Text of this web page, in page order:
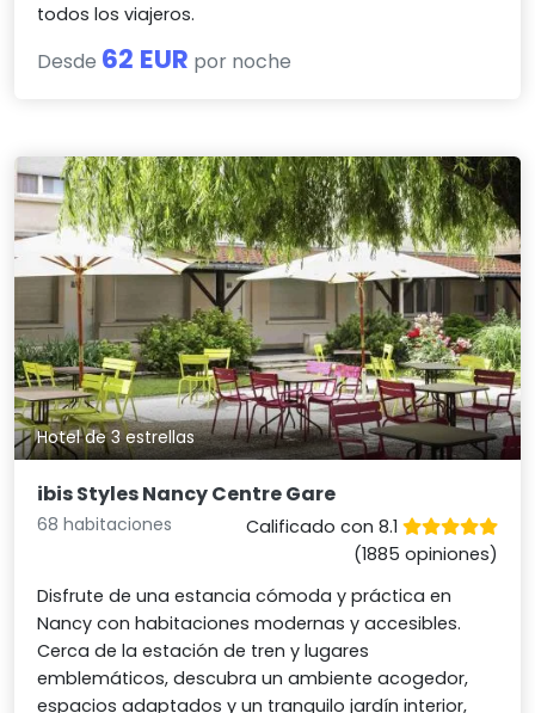
todos los viajeros.
Desde 62 EUR por noche
Hotel de 3 estrellas
ibis Styles Nancy Centre Gare
68 habitaciones
Calificado con 8.1
(1885 opiniones)
Disfrute de una estancia cómoda y práctica en
Nancy con habitaciones modernas y accesibles.
Cerca de la estación de tren y lugares
emblemáticos, descubra un ambiente acogedor,
espacios adaptados y un tranquilo jardín interior,